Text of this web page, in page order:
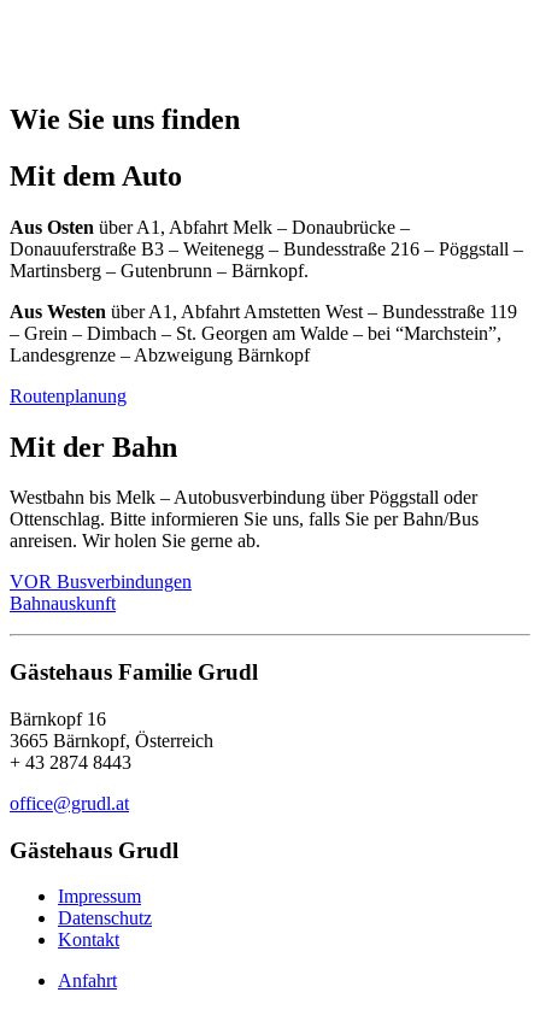
Wie Sie uns finden
Mit dem Auto
Aus Osten über A1, Abfahrt Melk – Donaubrücke –
Donauuferstraße B3 – Weitenegg – Bundesstraße 216 – Pöggstall –
Martinsberg – Gutenbrunn – Bärnkopf.
Aus Westen über A1, Abfahrt Amstetten West – Bundesstraße 119
– Grein – Dimbach – St. Georgen am Walde – bei “Marchstein”,
Landesgrenze – Abzweigung Bärnkopf
Routenplanung
Mit der Bahn
Westbahn bis Melk – Autobusverbindung über Pöggstall oder
Ottenschlag. Bitte informieren Sie uns, falls Sie per Bahn/Bus
anreisen. Wir holen Sie gerne ab.
VOR Busverbindungen
Bahnauskunft
Gästehaus Familie Grudl
Bärnkopf 16
3665 Bärnkopf, Österreich
+ 43 2874 8443
office@grudl.at
Gästehaus Grudl
Impressum
Datenschutz
Kontakt
Anfahrt